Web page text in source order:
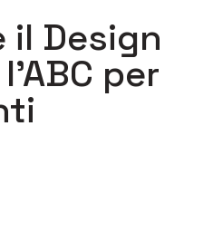
il Design
per